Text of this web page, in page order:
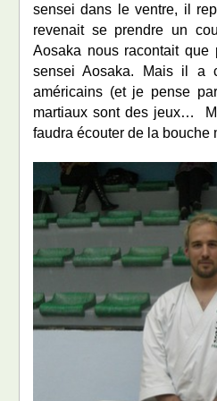
sensei dans le ventre, il
revenait se prendre un
Aosaka nous racontait que
sensei Aosaka. Mais il a
américains (et je pense
martiaux sont des jeux…
faudra écouter de la